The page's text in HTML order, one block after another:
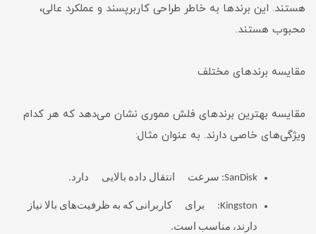
هستند. این برندها به خاطر طراحی کاربرپسند و عملکرد عالی،
محبوب هستند.
مقایسه برندهای مختلف
مقایسه بهترین برندهای فلش مموری نشان می‌دهد که هر کدام
ویژگی‌های خاصی دارند. به عنوان مثال:
SanDisk: سرعت انتقال داده بالایی دارد.
Kingston: برای کاربرانی که به ظرفیت‌های بالا نیاز
دارند، مناسب است.